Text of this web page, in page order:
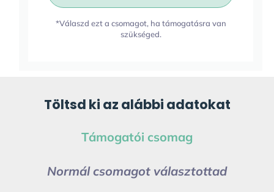
*Válaszd ezt a csomagot, ha támogatásra van
szükséged.
Töltsd ki az alábbi adatokat
Támogatói csomag
Normál csomagot választottad